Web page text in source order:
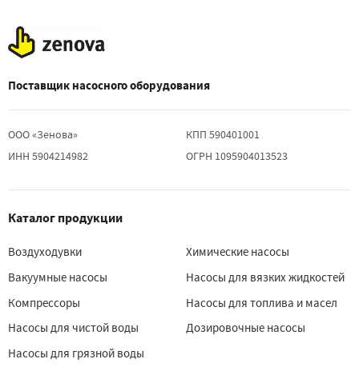
Поставщик насосного оборудования
ООО «Зенова»
ИНН 5904214982
КПП 590401001
ОГРН 1095904013523
Каталог продукции
Воздуходувки
Вакуумные насосы
Компрессоры
Насосы для чистой воды
Насосы для грязной воды
Химические насосы
Насосы для вязких жидкостей
Насосы для топлива и масел
Дозировочные насосы